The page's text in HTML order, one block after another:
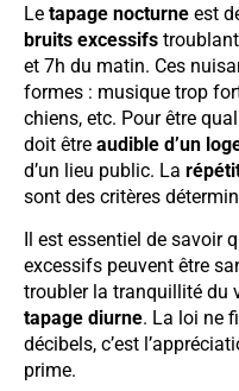
Le tapage nocturne est
bruits excessifs
et 7h du matin. Ces
formes : musique trop
chiens, etc. Pour être
doit être audible d’un
d’un lieu public. La
sont des critères
Il est essentiel de savoir
excessifs peuvent être
troubler la tranquillité du
tapage diurne. La loi ne
décibels, c’est
prime.